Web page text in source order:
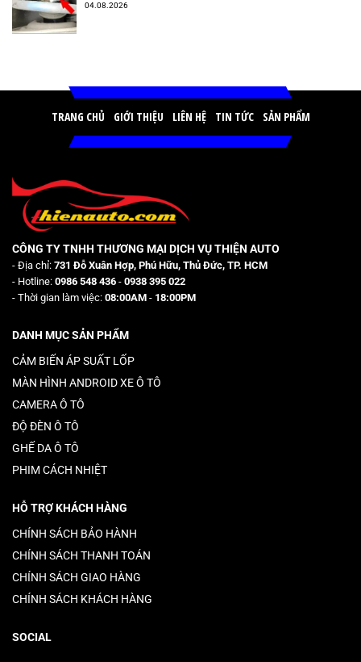
04.08.2026
TRANG CHỦ GIỚI THIỆU LIÊN HỆ TIN TỨC SẢN PHẨM
CÔNG TY TNHH THƯƠNG MẠI DỊCH VỤ THIỆN AUTO
- Địa chỉ: 731 Đỗ Xuân Hợp, Phú Hữu, Thủ Đức, TP. HCM
- Hotline: 0986 548 436 - 0938 395 022
- Thời gian làm việc: 08:00AM - 18:00PM
DANH MỤC SẢN PHẨM
CẢM BIẾN ÁP SUẤT LỐP
MÀN HÌNH ANDROID XE Ô TÔ
CAMERA Ô TÔ
ĐỘ ĐÈN Ô TÔ
GHẾ DA Ô TÔ
PHIM CÁCH NHIỆT
HỖ TRỢ KHÁCH HÀNG
CHÍNH SÁCH BẢO HÀNH
CHÍNH SÁCH THANH TOÁN
CHÍNH SÁCH GIAO HÀNG
CHÍNH SÁCH KHÁCH HÀNG
SOCIAL